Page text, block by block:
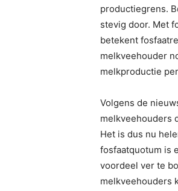
productiegrens.
stevig door. Met
betekent
melkveehouder
melkproductie
Volgens de
melkveehouders
Het is dus nu
fosfaatquotum is
voordeel ver te
melkveehouders